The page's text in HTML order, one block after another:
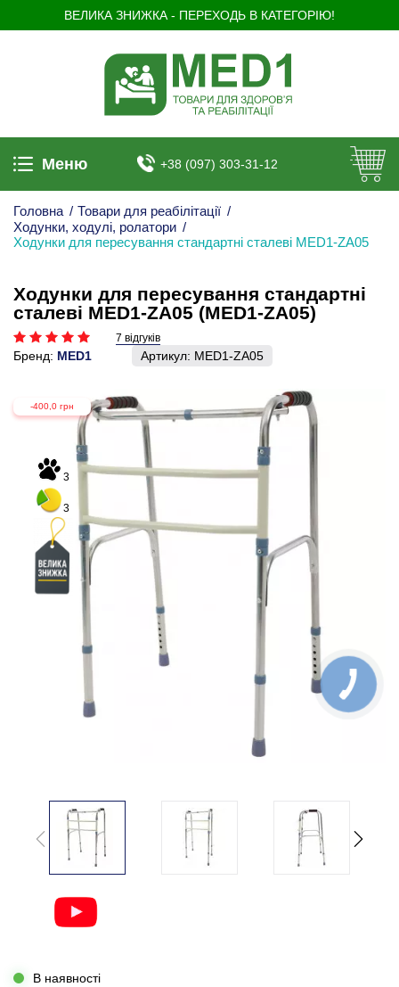
ВЕЛИКА ЗНИЖКА - ПЕРЕХОДЬ В КАТЕГОРІЮ!
Меню +38 (097) 303-31-12
Головна / Товари для реабілітації /
Ходунки, ходулі, ролатори /
Ходунки для пересування стандартні сталеві MED1-ZA05
Ходунки для пересування стандартні
сталеві MED1-ZA05 (MED1-ZA05)
7 відгуків
Бренд: MED1 Артикул: MED1-ZA05
-400,0 грн
3
3
В наявності